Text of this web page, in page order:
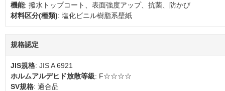
機能: 撥水トップコート、表面強度アップ、抗菌、防かび
材料区分(種類): 塩化ビニル樹脂系壁紙
規格認定
JIS規格: JIS A 6921
ホルムアルデヒド放散等級: F☆☆☆☆
SV規格: 適合品